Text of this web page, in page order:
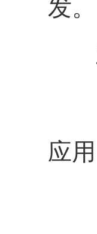
发。
二
《
应
（